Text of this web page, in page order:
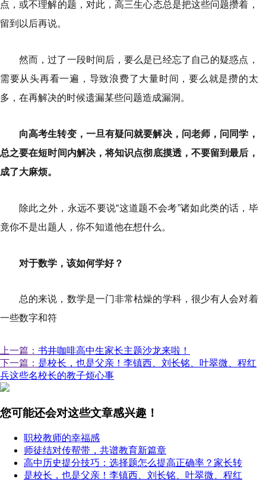
点，或不理解的题，对此，高三生心态总是把这些问题攒着，
留到以后再说。
然而，过了一段时间后，要么是已经忘了自己的疑惑点，
需要从头再看一遍，导致浪费了大量时间，要么就是攒的太
多，在再解决的时候遗漏某些问题造成漏洞。
向高考生转变，一旦有疑问就要解决，问老师，问同学，
总之要在短时间内解决，将知识点彻底摸透，不要留到最后，
成了大麻烦。
除此之外，永远不要说“这道题不会考”诸如此类的话，毕
竟你不是出题人，你不知道他在想什么。
对于数学，该如何学好？
总的来说，数学是一门非常枯燥的学科，很少有人会对着
一些数字和符
上一篇： 书井咖啡高中生家长主题沙龙来啦！
下一篇： 是校长，也是父亲！李镇西、刘长铭、叶翠微、程红
兵这些名校长的教子烦心事
您可能还会对这些文章感兴趣！
职校教师的幸福感
师徒结对传帮带，共谱教育新篇章
高中历史提分技巧：选择题怎么提高正确率？家长转
是校长，也是父亲！李镇西、刘长铭、叶翠微、程红